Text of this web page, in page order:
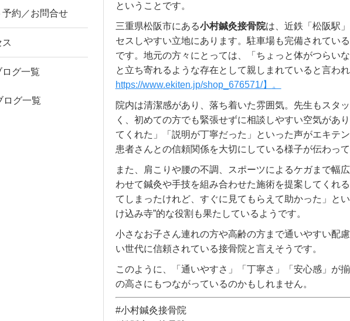
ということです。
三重県松阪市にある小村鍼灸接骨院は、近鉄「松阪駅
セスしやすい立地にあります。駐車場も完備されてい
です。地元の方々にとっては、「ちょっと体がつらい
と立ち寄れるような存在として親しまれていると言わ
https://www.ekiten.jp/shop_676571/】。
院内は清潔感があり、落ち着いた雰囲気。先生もスタ
く、初めての方でも緊張せずに相談しやすい空気があ
てくれた」「説明が丁寧だった」といった声がエキテ
患者さんとの信頼関係を大切にしている様子が伝わっ
また、肩こりや腰の不調、スポーツによるケガまで幅
わせて鍼灸や手技を組み合わせた施術を提案してくれ
てしまったけれど、すぐに見てもらえて助かった」と
け込み寺”的な役割も果たしているようです。
小さなお子さん連れの方や高齢の方まで通いやすい配
い世代に信頼されている接骨院と言えそうです。
このように、「通いやすさ」「丁寧さ」「安心感」が
の高さにもつながっているのかもしれません。
#小村鍼灸接骨院
予約／お問合せ
ログ一覧
ログ一覧